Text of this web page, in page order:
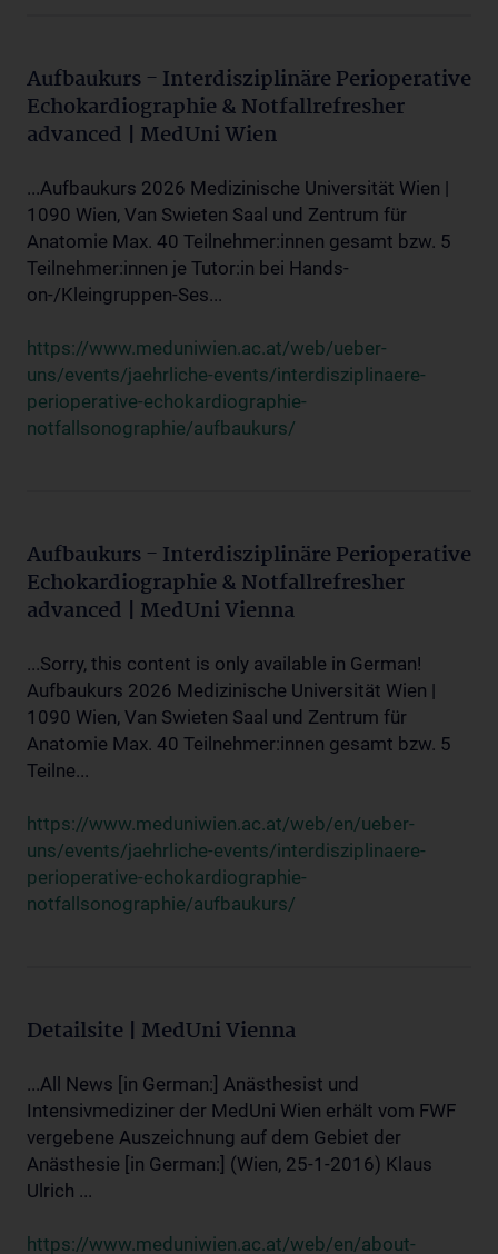
Aufbaukurs - Interdisziplinäre Perioperative
Echokardiographie & Notfallrefresher
advanced | MedUni Wien
...Aufbaukurs 2026 Medizinische Universität Wien |
1090 Wien, Van Swieten Saal und Zentrum für
Anatomie Max. 40 Teilnehmer:innen gesamt bzw. 5
Teilnehmer:innen je Tutor:in bei Hands-
on-/Kleingruppen-Ses...
https://www.meduniwien.ac.at/web/ueber-
uns/events/jaehrliche-events/interdisziplinaere-
perioperative-echokardiographie-
notfallsonographie/aufbaukurs/
Aufbaukurs - Interdisziplinäre Perioperative
Echokardiographie & Notfallrefresher
advanced | MedUni Vienna
...Sorry, this content is only available in German!
Aufbaukurs 2026 Medizinische Universität Wien |
1090 Wien, Van Swieten Saal und Zentrum für
Anatomie Max. 40 Teilnehmer:innen gesamt bzw. 5
Teilne...
https://www.meduniwien.ac.at/web/en/ueber-
uns/events/jaehrliche-events/interdisziplinaere-
perioperative-echokardiographie-
notfallsonographie/aufbaukurs/
Detailsite | MedUni Vienna
...All News [in German:] Anästhesist und
Intensivmediziner der MedUni Wien erhält vom FWF
vergebene Auszeichnung auf dem Gebiet der
Anästhesie [in German:] (Wien, 25-1-2016) Klaus
Ulrich ...
https://www.meduniwien.ac.at/web/en/about-